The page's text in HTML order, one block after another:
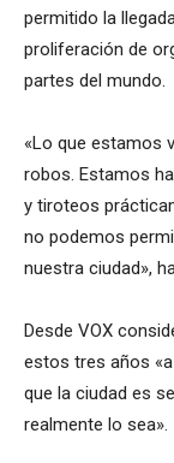
permitido la
proliferación de
partes del mundo.
«Lo que estamos
robos. Estamos
y tiroteos
no podemos
nuestra ciudad»,
Desde VOX
estos tres años
que la ciudad es
realmente lo sea».